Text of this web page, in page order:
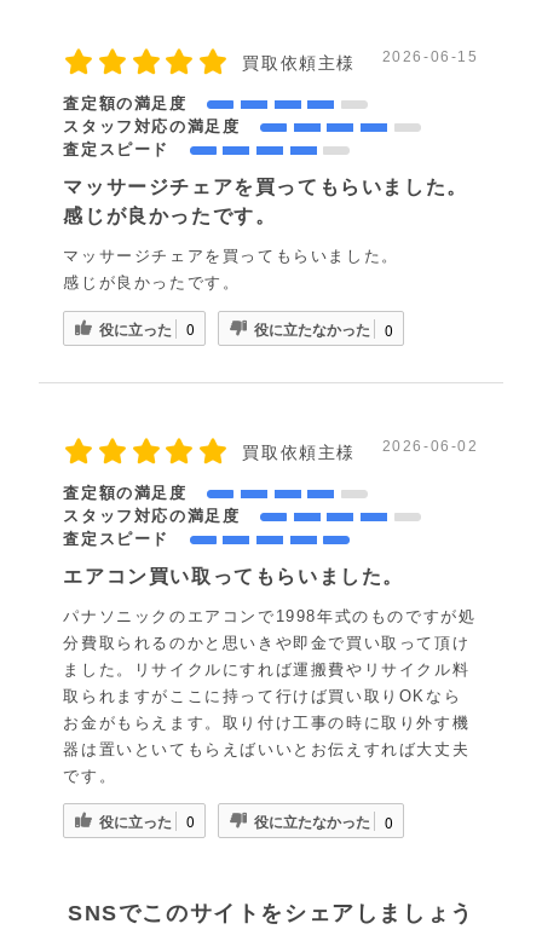
買取依頼主様 2026-06-15
査定額の満足度
スタッフ対応の満足度
査定スピード
マッサージチェアを買ってもらいました。
感じが良かったです。
マッサージチェアを買ってもらいました。
感じが良かったです。
役に立った 0 役に立たなかった 0
買取依頼主様 2026-06-02
査定額の満足度
スタッフ対応の満足度
査定スピード
エアコン買い取ってもらいました。
パナソニックのエアコンで1998年式のものですが処
分費取られるのかと思いきや即金で買い取って頂け
ました。リサイクルにすれば運搬費やリサイクル料
取られますがここに持って行けば買い取りOKなら
お金がもらえます。取り付け工事の時に取り外す機
器は置いといてもらえばいいとお伝えすれば大丈夫
です。
役に立った 0 役に立たなかった 0
SNSでこのサイトをシェアしましょう